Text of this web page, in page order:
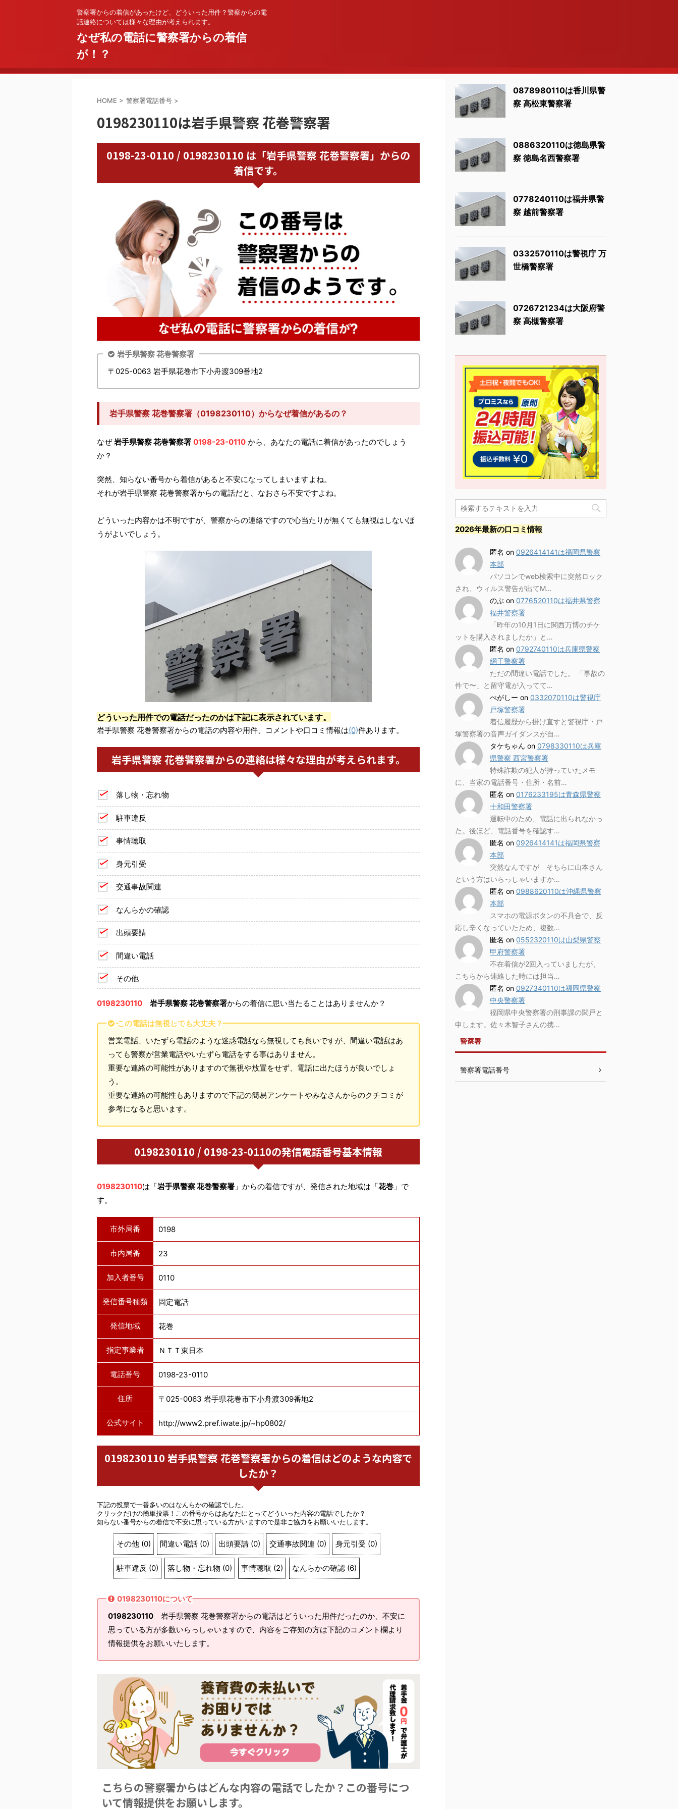
警察署からの着信があったけど、どういった用件？警察からの電
話連絡については様々な理由が考えられます。
なぜ私の電話に警察署からの着信
が！？
HOME > 警察署電話番号 >
0198230110は岩手県警察 花巻警察署
0198-23-0110 / 0198230110 は「岩手県警察 花巻警察署」からの
着信です。
岩手県警察 花巻警察署
〒025-0063 岩手県花巻市下小舟渡309番地2
岩手県警察 花巻警察署（0198230110）からなぜ着信があるの？
なぜ岩手県警察 花巻警察署 0198-23-0110 から、あなたの電話に着信があったのでしょう
か？
突然、知らない番号から着信があると不安になってしまいますよね。
それが岩手県警察 花巻警察署からの電話だと、なおさら不安ですよね。
どういった内容かは不明ですが、警察からの連絡ですので心当たりが無くても無視はしないほ
うがよいでしょう。
どういった用件での電話だったのかは下記に表示されています。
岩手県警察 花巻警察署からの電話の内容や用件、コメントや口コミ情報は(0)件あります。
岩手県警察 花巻警察署からの連絡は様々な理由が考えられます。
落し物・忘れ物
駐車違反
事情聴取
身元引受
交通事故関連
なんらかの確認
出頭要請
間違い電話
その他
0198230110 岩手県警察 花巻警察署からの着信に思い当たることはありませんか？
この電話は無視しても大丈夫？
営業電話、いたずら電話のような迷惑電話なら無視しても良いですが、間違い電話はあ
っても警察が営業電話やいたずら電話をする事はありません。
重要な連絡の可能性がありますので無視や放置をせず、電話に出たほうが良いでしょ
う。
重要な連絡の可能性もありますので下記の簡易アンケートやみなさんからのクチコミが
参考になると思います。
0198230110 / 0198-23-0110の発信電話番号基本情報
0198230110は「岩手県警察 花巻警察署 」からの着信ですが、発信された地域は「花巻 」で
す。
市外局番 0198
市内局番 23
加入者番号 0110
発信番号種類 固定電話
発信地域 花巻
指定事業者 ＮＴＴ東日本
電話番号 0198-23-0110
住所 〒025-0063 岩手県花巻市下小舟渡309番地2
公式サイト http://www2.pref.iwate.jp/~hp0802/
0198230110 岩手県警察 花巻警察署からの着信はどのような内容で
したか？
下記の投票で一番多いのはなんらかの確認でした。
クリックだけの簡単投票！この番号からはあなたにとってどういった内容の電話でしたか？
知らない番号からの着信で不安に思っている方がいますので是非ご協力をお願いいたします。
その他 (0) 間違い電話 (0) 出頭要請 (0) 交通事故関連 (0) 身元引受 (0)
駐車違反 (0) 落し物・忘れ物 (0) 事情聴取 (2) なんらかの確認 (6)
0198230110について
0198230110 岩手県警察 花巻警察署からの電話はどういった用件だったのか、不安に
思っている方が多数いらっしゃいますので、内容をご存知の方は下記のコメント欄より
情報提供をお願いいたします。
こちらの警察署からはどんな内容の電話でしたか？この番号につ
いて情報提供をお願いします。
0878980110は香川県警
察 高松東警察署
0886320110は徳島県警
察 徳島名西警察署
0778240110は福井県警
察 越前警察署
0332570110は警視庁 万
世橋警察署
0726721234は大阪府警
察 高槻警察署
2026年最新の口コミ情報
匿名 on 0926414141は福岡県警察
本部
パソコンでweb検索中に突然ロック
され、ウィルス警告が出てM…
のぶ on 0776520110は福井県警察
福井警察署
「昨年の10月1日に関西万博のチケ
ットを購入されましたか」と…
匿名 on 0792740110は兵庫県警察
網干警察署
ただの間違い電話でした。 「事故の
件で〜」と留守電が入ってて…
ぺがしー on 0332070110は警視庁
戸塚警察署
着信履歴から掛け直すと警視庁・戸
塚警察署の音声ガイダンスが自…
タケちゃん on 0798330110は兵庫
県警察 西宮警察署
特殊詐欺の犯人が持っていたメモ
に、当家の電話番号・住所・名前…
匿名 on 0176233195は青森県警察
十和田警察署
運転中のため、電話に出られなかっ
た。後ほど、電話番号を確認す…
匿名 on 0926414141は福岡県警察
本部
突然なんですが そちらに山本さん
という方はいらっしゃいますか…
匿名 on 0988620110は沖縄県警察
本部
スマホの電源ボタンの不具合で、反
応し辛くなっていたため、複数…
匿名 on 0552320110は山梨県警察
甲府警察署
不在着信が2回入っていましたが、
こちらから連絡した時には担当…
匿名 on 0927340110は福岡県警察
中央警察署
福岡県中央警察署の刑事課の関戸と
申します。佐々木智子さんの携…
警察署
警察署電話番号